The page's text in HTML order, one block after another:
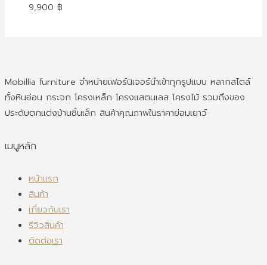
9,900 ฿
Mobillia furniture จำหน่ายเฟอร์นิเจอร์นำเข้าทุกรูปแบบ หลากสไตล์
ทั้งหินอ่อน กระจก โครงเหล็ก โครงแสตนเลส โครงไม้ รวมถึงของ
ประดับตกแต่งบ้านชิ้นเล็ก สินค้าคุณภาพในราคาย่อมเยาว์
เมนูหลัก
หน้าแรก
สินค้า
เกี่ยวกับเรา
รีวิวสินค้า
ติดต่อเรา